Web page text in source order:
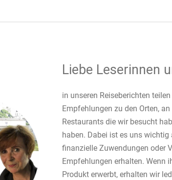
Liebe Leserinnen
in unseren Reiseberichten
Empfehlungen zu den Orten,
Restaurants die wir besucht
haben. Dabei ist es uns
finanzielle Zuwendungen oder
Empfehlungen erhalten. Wenn
Produkt erwerbt, erhalten wir